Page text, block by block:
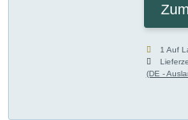
1 Auf
(DE -